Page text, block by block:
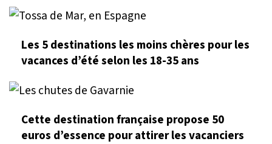
Les 5 destinations les moins chères pour les
vacances d’été selon les 18-35 ans
Cette destination française propose 50
euros d’essence pour attirer les vacanciers